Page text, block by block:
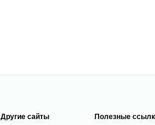
Другие сайты Полезные